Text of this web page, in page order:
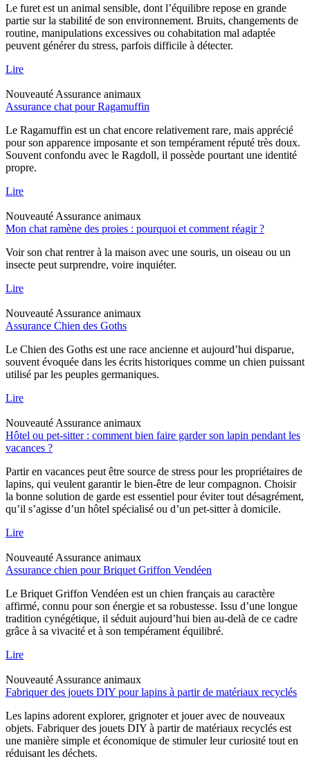
Le furet est un animal sensible, dont l’équilibre repose en grande
partie sur la stabilité de son environnement. Bruits, changements de
routine, manipulations excessives ou cohabitation mal adaptée
peuvent générer du stress, parfois difficile à détecter.
Lire
Nouveauté Assurance animaux
Assurance chat pour Ragamuffin
Le Ragamuffin est un chat encore relativement rare, mais apprécié
pour son apparence imposante et son tempérament réputé très doux.
Souvent confondu avec le Ragdoll, il possède pourtant une identité
propre.
Lire
Nouveauté Assurance animaux
Mon chat ramène des proies : pourquoi et comment réagir ?
Voir son chat rentrer à la maison avec une souris, un oiseau ou un
insecte peut surprendre, voire inquiéter.
Lire
Nouveauté Assurance animaux
Assurance Chien des Goths
Le Chien des Goths est une race ancienne et aujourd’hui disparue,
souvent évoquée dans les écrits historiques comme un chien puissant
utilisé par les peuples germaniques.
Lire
Nouveauté Assurance animaux
Hôtel ou pet-sitter : comment bien faire garder son lapin pendant les
vacances ?
Partir en vacances peut être source de stress pour les propriétaires de
lapins, qui veulent garantir le bien-être de leur compagnon. Choisir
la bonne solution de garde est essentiel pour éviter tout désagrément,
qu’il s’agisse d’un hôtel spécialisé ou d’un pet-sitter à domicile.
Lire
Nouveauté Assurance animaux
Assurance chien pour Briquet Griffon Vendéen
Le Briquet Griffon Vendéen est un chien français au caractère
affirmé, connu pour son énergie et sa robustesse. Issu d’une longue
tradition cynégétique, il séduit aujourd’hui bien au-delà de ce cadre
grâce à sa vivacité et à son tempérament équilibré.
Lire
Nouveauté Assurance animaux
Fabriquer des jouets DIY pour lapins à partir de matériaux recyclés
Les lapins adorent explorer, grignoter et jouer avec de nouveaux
objets. Fabriquer des jouets DIY à partir de matériaux recyclés est
une manière simple et économique de stimuler leur curiosité tout en
réduisant les déchets.